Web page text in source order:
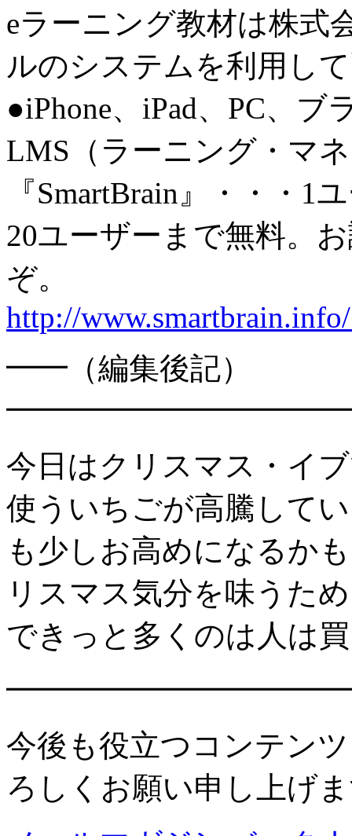
eラーニング教材は株式
ルのシステムを利用し
●iPhone、iPad、PC、
LMS（ラーニング・マ
『SmartBrain』・・・1
20ユーザーまで無料。
ぞ。
http://
━━（編集後記）
今日はクリスマス・イ
使ういちごが高騰して
も少しお高めになるか
リスマス気分を味うた
できっと多くのは人は
今後も役立つコンテン
ろしくお願い申し上げ